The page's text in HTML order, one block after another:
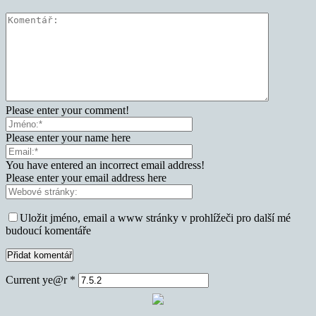
Please enter your comment!
Please enter your name here
You have entered an incorrect email address!
Please enter your email address here
Uložit jméno, email a www stránky v prohlížeči pro další mé
budoucí komentáře
Current ye@r *